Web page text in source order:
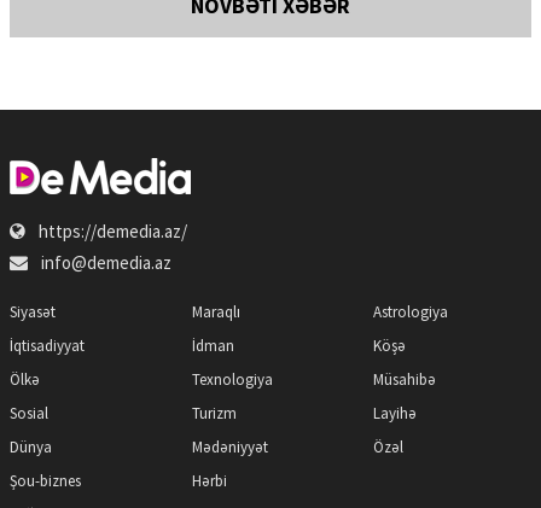
NÖVBƏTİ XƏBƏR
https://demedia.az/
info@demedia.az
Siyasət
İqtisadiyyat
Ölkə
Sosial
Dünya
Şou-biznes
Maraqlı
İdman
Texnologiya
Turizm
Mədəniyyət
Hərbi
Astrologiya
Köşə
Müsahibə
Layihə
Özəl